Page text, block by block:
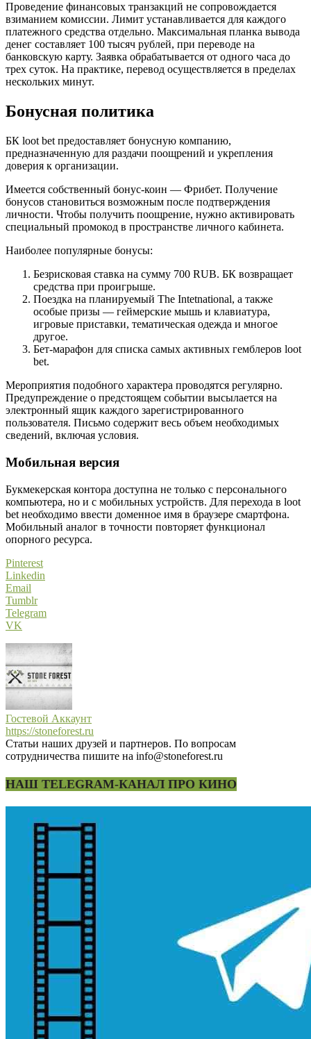
Проведение финансовых транзакций не сопровождается
взиманием комиссии. Лимит устанавливается для каждого
платежного средства отдельно. Максимальная планка вывода
денег составляет 100 тысяч рублей, при переводе на
банковскую карту. Заявка обрабатывается от одного часа до
трех суток. На практике, перевод осуществляется в пределах
нескольких минут.
Бонусная политика
БК loot bet предоставляет бонусную компанию,
предназначенную для раздачи поощрений и укрепления
доверия к организации.
Имеется собственный бонус-коин — Фрибет. Получение
бонусов становиться возможным после подтверждения
личности. Чтобы получить поощрение, нужно активировать
специальный промокод в пространстве личного кабинета.
Наиболее популярные бонусы:
Безрисковая ставка на сумму 700 RUB. БК возвращает
средства при проигрыше.
Поездка на планируемый The Intetnational, а также
особые призы — геймерские мышь и клавиатура,
игровые приставки, тематическая одежда и многое
другое.
Бет-марафон для списка самых активных гемблеров loot
bet.
Мероприятия подобного характера проводятся регулярно.
Предупреждение о предстоящем событии высылается на
электронный ящик каждого зарегистрированного
пользователя. Письмо содержит весь объем необходимых
сведений, включая условия.
Мобильная версия
Букмекерская контора доступна не только с персонального
компьютера, но и с мобильных устройств. Для перехода в loot
bet необходимо ввести доменное имя в браузере смартфона.
Мобильный аналог в точности повторяет функционал
опорного ресурса.
Pinterest
Linkedin
Email
Tumblr
Telegram
VK
Гостевой Аккаунт
https://stoneforest.ru
Статьи наших друзей и партнеров. По вопросам
сотрудничества пишите на info@stoneforest.ru
НАШ TELEGRAM-КАНАЛ ПРО КИНО